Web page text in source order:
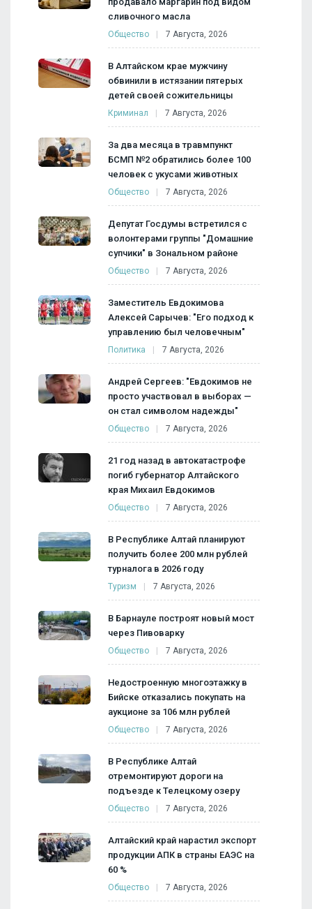
сливочного масла
Общество 7 Августа, 2026
В Алтайском крае мужчину
обвинили в истязании пятерых
детей своей сожительницы
Криминал 7 Августа, 2026
За два месяца в травмпункт
БСМП №2 обратились более 100
человек с укусами животных
Общество 7 Августа, 2026
Депутат Госдумы встретился с
волонтерами группы "Домашние
супчики" в Зональном районе
Общество 7 Августа, 2026
Заместитель Евдокимова
Алексей Сарычев: "Его подход к
управлению был человечным"
Политика 7 Августа, 2026
Андрей Сергеев: "Евдокимов не
просто участвовал в выборах —
он стал символом надежды"
Общество 7 Августа, 2026
21 год назад в автокатастрофе
погиб губернатор Алтайского
края Михаил Евдокимов
Общество 7 Августа, 2026
В Республике Алтай планируют
получить более 200 млн рублей
турналога в 2026 году
Туризм 7 Августа, 2026
В Барнауле построят новый мост
через Пивоварку
Общество 7 Августа, 2026
Недостроенную многоэтажку в
Бийске отказались покупать на
аукционе за 106 млн рублей
Общество 7 Августа, 2026
В Республике Алтай
отремонтируют дороги на
подъезде к Телецкому озеру
Общество 7 Августа, 2026
Алтайский край нарастил экспорт
продукции АПК в страны ЕАЭС на
60 %
Общество 7 Августа, 2026